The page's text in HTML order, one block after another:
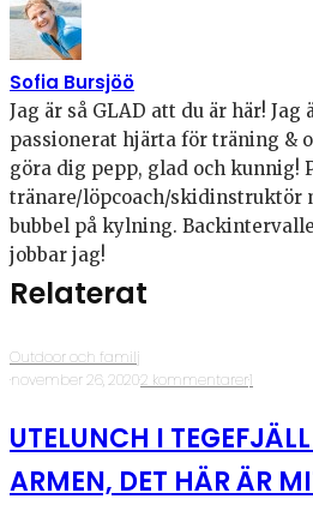
Sofia Bursjöö
Jag är så GLAD att du är här! Jag
passionerat hjärta för träning &
göra dig pepp, glad och kunnig!
tränare/löpcoach/skidinstruktör
bubbel på kylning.
jobbar jag!
Relaterat
Outdoor och familj
·november 26, 2020·2 kommentarer·1
UTELUNCH I
ARMEN, DET HÄR ÄR